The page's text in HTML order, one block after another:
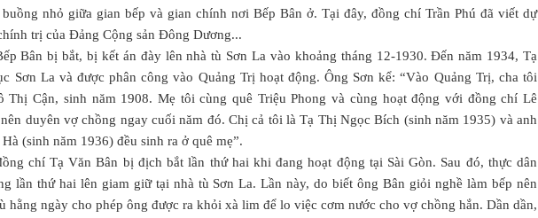
nhỏ giữa gian bếp và gian chính nơi Bếp Bân ở. Tại đây, đồng chí Trần Phú đã viết dự
trị của Đảng Cộng sản Đông Dương...
Bân bị bắt, bị kết án đày lên nhà tù Sơn La vào khoảng tháng 12-1930. Đến năm 1934, Tạ
Sơn La và được phân công vào Quảng Trị hoạt động. Ông Sơn kể: “Vào Quảng Trị, cha tôi
Thị Cận, sinh năm 1908. Mẹ tôi cùng quê Triệu Phong và cùng hoạt động với đồng chí Lê
duyên vợ chồng ngay cuối năm đó. Chị cả tôi là Tạ Thị Ngọc Bích (sinh năm 1935) và anh
(sinh năm 1936) đều sinh ra ở quê mẹ”.
chí Tạ Văn Bân bị địch bắt lần thứ hai khi đang hoạt động tại Sài Gòn. Sau đó, thực dân
lần thứ hai lên giam giữ tại nhà tù Sơn La. Lần này, do biết ông Bân giỏi nghề làm bếp nên
hằng ngày cho phép ông được ra khỏi xà lim để lo việc cơm nước cho vợ chồng hắn. Dần dần,